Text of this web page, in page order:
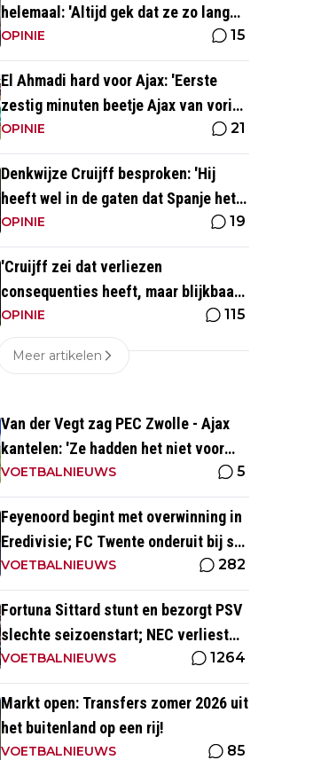
helemaal: 'Altijd gek dat ze zo lang
wachten'
OPINIE 15
El Ahmadi hard voor Ajax: 'Eerste
zestig minuten beetje Ajax van vorig
seizoen'
OPINIE 21
Denkwijze Cruijff besproken: 'Hij
heeft wel in de gaten dat Spanje het
hoogste is in het voetbal'
OPINIE 19
'Cruijff zei dat verliezen
consequenties heeft, maar blijkbaar
niet voor de trainer van Ajax 1'
OPINIE 115
Meer artikelen
Van der Vegt zag PEC Zwolle - Ajax
kantelen: 'Ze hadden het niet voor
elkaar en wij wel'
VOETBALNIEUWS 5
Feyenoord begint met overwinning in
Eredivisie; FC Twente onderuit bij sc
Heerenveen
VOETBALNIEUWS 282
Fortuna Sittard stunt en bezorgt PSV
slechte seizoenstart; NEC verliest
ondanks assist Tadic
VOETBALNIEUWS 1264
Markt open: Transfers zomer 2026 uit
het buitenland op een rij!
VOETBALNIEUWS 85